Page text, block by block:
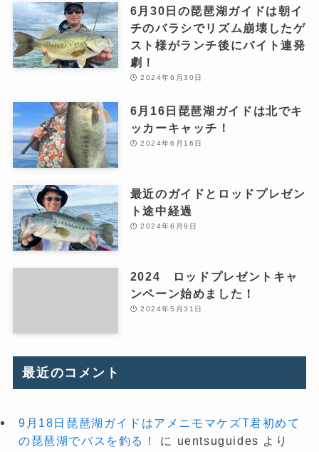
6月30日の琵琶湖ガイドは朝イ
チのバラシでリズム崩壊したゲ
スト様がランチ後にバイト連発
劇！
2024年6月30日
6月16日琵琶湖ガイドは北でキ
ッカーキャッチ！
2024年6月16日
最近のガイドとロッドプレゼン
ト途中経過
2024年6月9日
2024 ロッドプレゼントキャ
ンペーン始めました！
2024年5月31日
最近のコメント
9月18日琵琶湖ガイドはアメニモマケズT君初めて
の琵琶湖でバスを釣る！
に uentsuguides より